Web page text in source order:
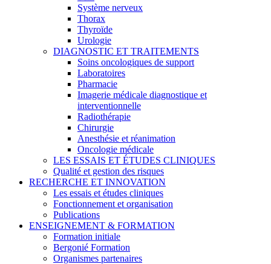
Système nerveux
Thorax
Thyroïde
Urologie
DIAGNOSTIC ET TRAITEMENTS
Soins oncologiques de support
Laboratoires
Pharmacie
Imagerie médicale diagnostique et
interventionnelle
Radiothérapie
Chirurgie
Anesthésie et réanimation
Oncologie médicale
LES ESSAIS ET ÉTUDES CLINIQUES
Qualité et gestion des risques
RECHERCHE ET INNOVATION
Les essais et études cliniques
Fonctionnement et organisation
Publications
ENSEIGNEMENT & FORMATION
Formation initiale
Bergonié Formation
Organismes partenaires